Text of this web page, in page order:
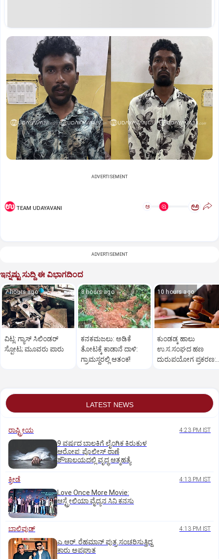
ADVERTISEMENT
TEAM UDAYAVANI ಅ ಅ
ADVERTISEMENT
ಇನ್ನಷ್ಟು ಸುದ್ದಿ ಈ ವಿಭಾಗದಿಂದ
7 hours ago
ವಿಟ್ಲ: ಗ್ಯಾಸ್‌ ಸಿಲಿಂಡರ್‌
ಸ್ಫೋಟ; ಮೂವರು ಪಾರು
8 hours ago
ಕನಕಮಜಲು: ಅಡಿಕೆ
ತೋಟಕ್ಕೆ ಕಾಡಾನೆ ದಾಳಿ:
ಗ್ರಾಮಸ್ಥರಲ್ಲಿ ಆತಂಕ!
10 hours ago
ಕುಂಡಡ್ಕ ಹಾಲು
ಉ.ಸ.ಸಂಘದ ಹಣ
ದುರುಪಯೋಗ ಪ್ರಕರಣ:
LATEST NEWS
ರಾಷ್ಟ್ರೀಯ 4:23 PM IST
9 ವರ್ಷದ ಬಾಲಕಿಗೆ ಲೈಂಗಿಕ ಕಿರುಕುಳ
ಆರೋಪ: ಪೊಲೀಸ್ ಠಾಣೆ
ಶೌಚಾಲಯದಲ್ಲಿ ವೃದ್ಧ ಆತ್ಮಹತ್ಯೆ
ಕ್ರೀಡೆ 4:13 PM IST
Love Once More Movie:
ಆಸ್ಟ್ರೇಲಿಯಾ ವೈದ್ಯನ ಸಿನಿ ಕನಸು
ಬಾಲಿವುಡ್‌ 4:13 PM IST
ಎ.ಆರ್. ರೆಹಮಾನ್ ಪುತ್ರ ಸಂಚರಿಸುತ್ತಿದ್ದ
ಕಾರು ಅಪಘಾತ